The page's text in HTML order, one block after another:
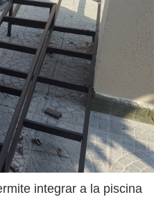
integrar a la piscina